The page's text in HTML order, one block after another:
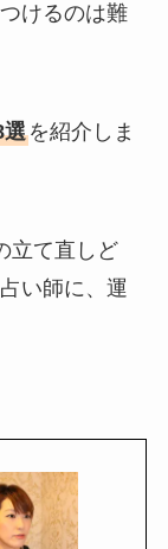
けるのは難
選を紹介しま
立て直しど
い師に、運